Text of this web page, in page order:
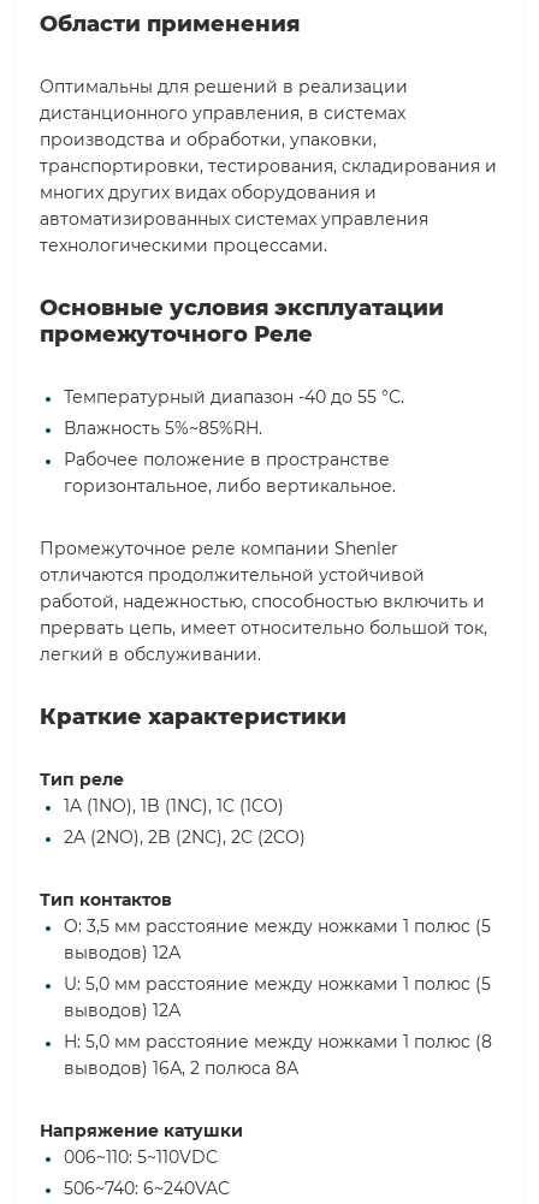
Области применения
Оптимальны для решений в реализации
дистанционного управления, в системах
производства и обработки, упаковки,
транспортировки, тестирования, складирования и
многих других видах оборудования и
автоматизированных системах управления
технологическими процессами.
Основные условия эксплуатации
промежуточного Реле
Температурный диапазон -40 до 55 °С.
Влажность 5%~85%RH.
Рабочее положение в пространстве
горизонтальное, либо вертикальное.
Промежуточное реле компании Shenler
отличаются продолжительной устойчивой
работой, надежностью, способностью включить и
прервать цепь, имеет относительно большой ток,
легкий в обслуживании.
Краткие характеристики
Тип реле
1A (1NO), 1B (1NC), 1C (1CO)
2A (2NO), 2B (2NC), 2C (2CO)
Тип контактов
O: 3,5 мм расстояние между ножками 1 полюс (5
выводов) 12А
U: 5,0 мм расстояние между ножками 1 полюс (5
выводов) 12А
H: 5,0 мм расстояние между ножками 1 полюс (8
выводов) 16А, 2 полюса 8А
Напряжение катушки
006~110: 5~110VDC
506~740: 6~240VAC